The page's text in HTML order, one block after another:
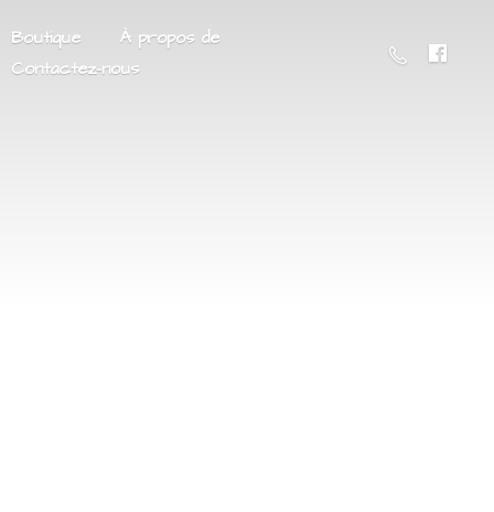
Boutique
À propos de
Contactez-nous